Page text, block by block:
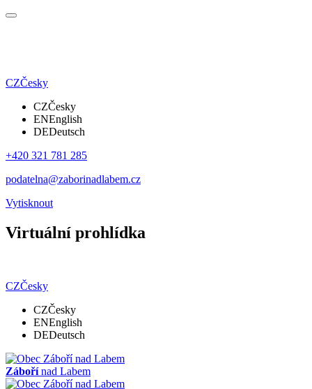
CZČesky
CZČesky
ENEnglish
DEDeutsch
+420 321 781 285
podatelna@zaborinadlabem.cz
Vytisknout
Virtuální prohlídka
CZČesky
CZČesky
ENEnglish
DEDeutsch
Zábořínad Labem